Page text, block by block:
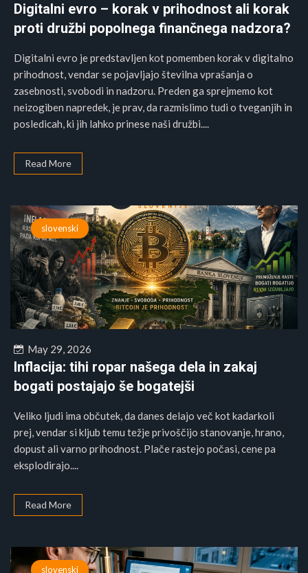
Digitalni evro – korak v prihodnost ali korak
proti družbi popolnega finančnega nadzora?
Digitalni evro je predstavljen kot pomemben korak v digitalno
prihodnost, vendar se pojavljajo številna vprašanja o
zasebnosti, svobodi in nadzoru. Preden ga sprejmemo kot
neizogiben napredek, je prav, da razmislimo tudi o tveganjih in
posledicah, ki jih lahko prinese naši družbi....
Read More
slovenski
May 29, 2026
Inflacija: tihi ropar našega dela in zakaj
bogati postajajo še bogatejši
Veliko ljudi ima občutek, da danes delajo več kot kadarkoli
prej, vendar si kljub temu težje privoščijo stanovanje, hrano,
dopust ali varno prihodnost. Plače rastejo počasi, cene pa
eksplodirajo....
Read More
slovenski